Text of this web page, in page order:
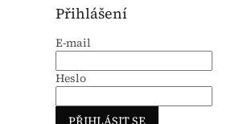
Přihlášení
E-mail
Heslo
PŘIHLÁSIT SE